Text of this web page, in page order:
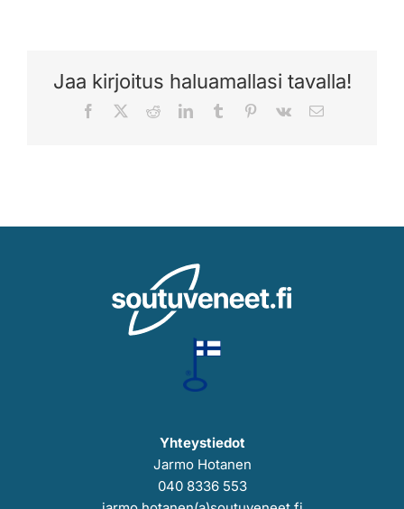
Jaa kirjoitus haluamallasi tavalla!
Facebook RedditLinkedInTumblr Pinterest
Vk Sähköposti
Yhteystiedot
Jarmo Hotanen
040 8336 553